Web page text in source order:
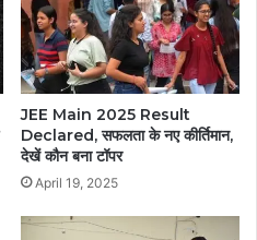
JEE Main 2025 Result
Declared, सफलता के नए कीर्तिमान,
देखें कौन बना टॉपर
April 19, 2025